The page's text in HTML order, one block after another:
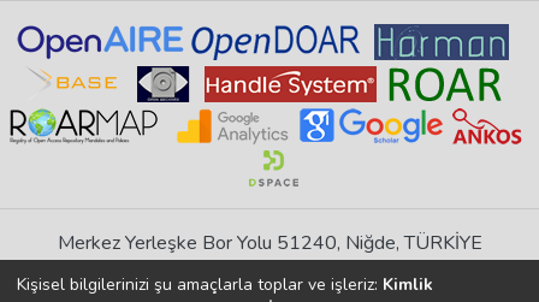
Merkez Yerleşke Bor Yolu 51240, Niğde, TÜRKİYE
If you find any errors in content please report us
Kişisel bilgilerinizi şu amaçlarla toplar ve işleriz: Kimlik